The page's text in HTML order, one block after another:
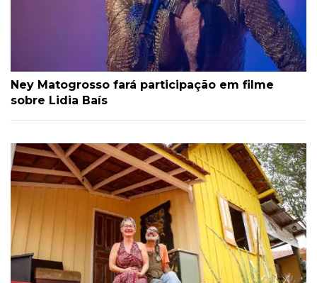
Ney Matogrosso fará participação em filme
sobre Lidia Baís